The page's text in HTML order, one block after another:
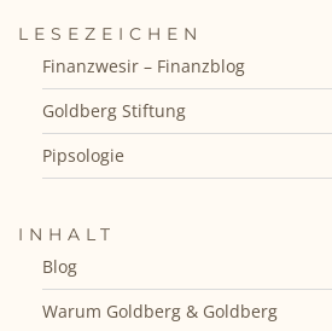
LESEZEICHEN
Finanzwesir – Finanzblog
Goldberg Stiftung
Pipsologie
INHALT
Blog
Warum Goldberg & Goldberg